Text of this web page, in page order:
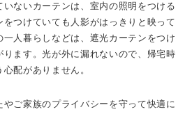
ないカーテンは、室内の照明をつける
つけていても人影がはっきりと映って
一人暮らしなどは、遮光カーテンをつけ
ります。光が外に漏れないので、帰宅時
配がありません。
ご家族のプライバシーを守って快適に